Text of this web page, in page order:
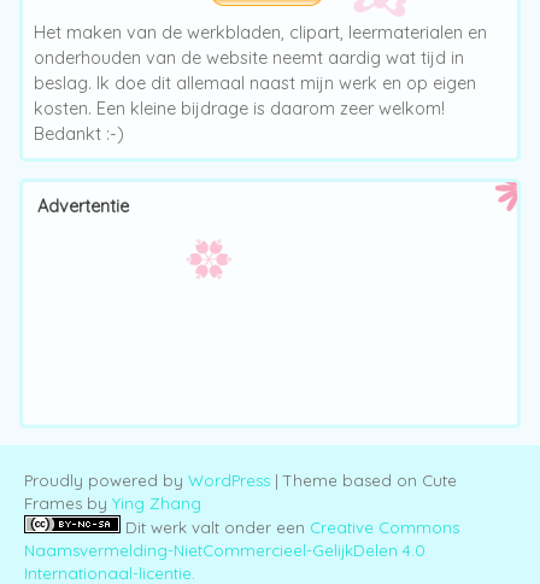
Het maken van de werkbladen, clipart, leermaterialen en
onderhouden van de website neemt aardig wat tijd in
beslag. Ik doe dit allemaal naast mijn werk en op eigen
kosten. Een kleine bijdrage is daarom zeer welkom!
Bedankt :-)
Advertentie
Proudly powered by WordPress | Theme based on Cute
Frames by Ying Zhang
Dit werk valt onder een Creative Commons
Naamsvermelding-NietCommercieel-GelijkDelen 4.0
Internationaal-licentie